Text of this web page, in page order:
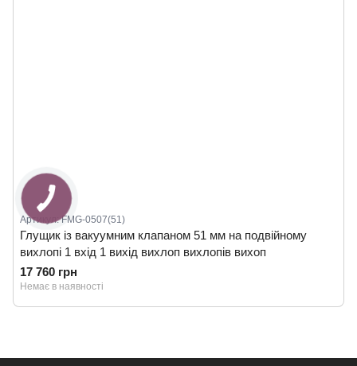
Артикул: FMG-0507(51)
Глущик із вакуумним клапаном 51 мм на подвійному
вихлопі 1 вхід 1 вихід вихлоп вихлопів вихоп
17 760 грн
Немає в наявності